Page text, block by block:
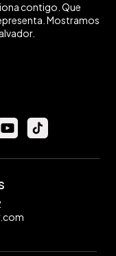
contigo. Que
Mostramos